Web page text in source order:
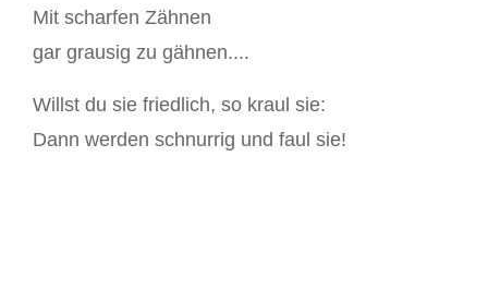
Mit scharfen Zähnen
gar grausig zu gähnen....
Willst du sie friedlich, so kraul sie:
Dann werden schnurrig und faul sie!